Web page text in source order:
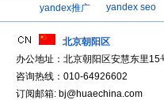
yandex推广 yandex seo
北京朝阳区
办公地址：北京朝阳区安慧东里
咨询热线：010-64926602
订阅邮箱: bj@huaechina.com